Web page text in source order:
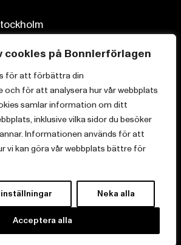
cookies på Bonnierförlagen
för att förbättra din
och för att analysera hur vår webbplats
samlar information om ditt
inklusive vilka sidor du besöker
Informationen används för att
vi kan göra vår webbplats bättre för
Neka alla
Acceptera alla
Bonnierförlagen
Cookies
Integritetspolicy